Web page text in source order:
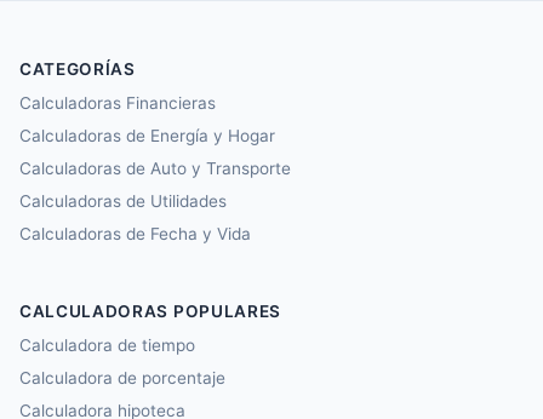
CATEGORÍAS
Calculadoras Financieras
Calculadoras de Energía y Hogar
Calculadoras de Auto y Transporte
Calculadoras de Utilidades
Calculadoras de Fecha y Vida
CALCULADORAS POPULARES
Calculadora de tiempo
Calculadora de porcentaje
Calculadora hipoteca